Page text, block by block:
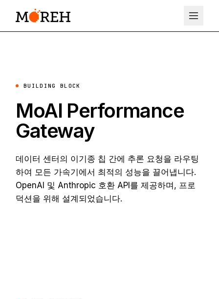
BUILDING BLOCK
MoAI Performance
Gateway
데이터 센터의 이기종 칩 간에 추론 요청을 라우팅
하여 모든 가속기에서 최적의 성능을 끌어냅니다.
OpenAI 및 Anthropic 호환 API를 제공하며, 프로
덕션을 위해 설계되었습니다.